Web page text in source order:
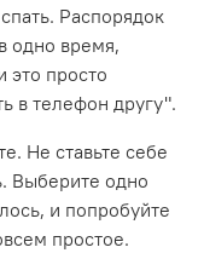
Распорядок
одно время,
это просто
в телефон другу".
Не ставьте себе
Выберите одно
и попробуйте
простое.